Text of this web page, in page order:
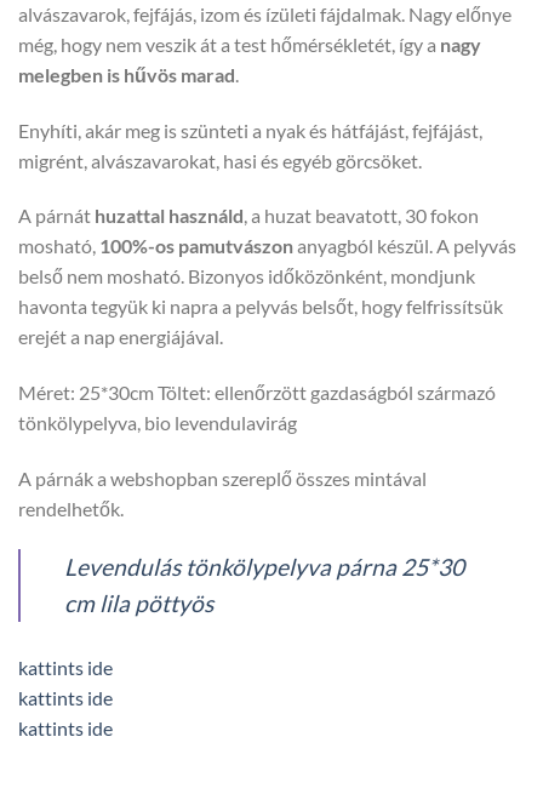
alvászavarok, fejfájás, izom és ízületi fájdalmak. Nagy előnye
még, hogy nem veszik át a test hőmérsékletét, így a nagy
melegben is hűvös marad
Enyhíti, akár meg is szünteti a nyak és hátfájást, fejfájást,
migrént, alvászavarokat, hasi és egyéb görcsöket.
A párnát huzattal használd, a huzat beavatott, 30 fokon
mosható, 100%-os pamutvászonanyagból készül. A pelyvás
belső nem mosható. Bizonyos időközönként, mondjunk
havonta tegyük ki napra a pelyvás belsőt, hogy felfrissítsük
erejét a nap energiájával.
Méret: 25*30cm Töltet: ellenőrzött gazdaságból származó
tönkölypelyva, bio levendulavirág
A párnák a webshopban szereplő összes mintával
rendelhetők.
Levendulás tönkölypelyva párna 25*30
cm lila pöttyös
kattints ide
kattints ide
kattints ide